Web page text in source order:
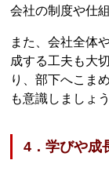
会社の制度や仕
また、会社全体
成する工夫も大
り、部下へこま
も意識しましょう
4．学びや成